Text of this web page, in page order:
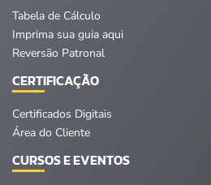
Tabela de Cálculo
Imprima sua guia aqui
Reversão Patronal
CERTIFICAÇÃO
Certificados Digitais
Área do Cliente
CURSOS E EVENTOS